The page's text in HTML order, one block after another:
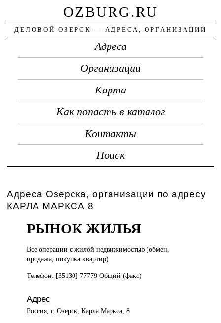
OZBURG.RU
ДЕЛОВОЙ ОЗЕРСК — АДРЕСА, ОРГАНИЗАЦИИ
Адреса
Организации
Карта
Как попасть в каталог
Контакты
Поиск
Адреса Озерска, организации по адресу
КАРЛА МАРКСА 8
РЫНОК ЖИЛЬЯ
Все операциис жилой недвижимостью (обмен,
продажа, покупка квартир)
Телефон: [35130] 77779 Общий (факс)
Адрес
Россия, г. Озерск, Карла Маркса, 8